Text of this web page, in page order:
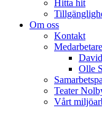
Hitta hit
Om oss
Kontakt
Medarbetare
Olle
Teater
Vårt